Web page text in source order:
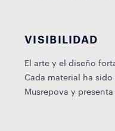
VISIBILIDAD
El arte y el diseño
Cada material ha
Musrepova y